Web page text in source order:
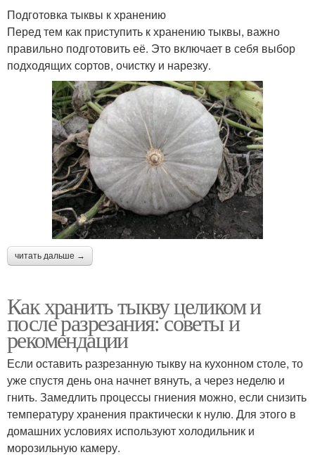
Подготовка тыквы к хранению
Перед тем как приступить к хранению тыквы, важно
правильно подготовить её. Это включает в себя выбор
подходящих сортов, очистку и нарезку.
читать дальше →
Как хранить тыкву целиком и
после разрезания: советы и
рекомендации
Если оставить разрезанную тыкву на кухонном столе, то
уже спустя день она начнет вянуть, а через неделю и
гнить. Замедлить процессы гниения можно, если снизить
температуру хранения практически к нулю. Для этого в
домашних условиях используют холодильник и
морозильную камеру.